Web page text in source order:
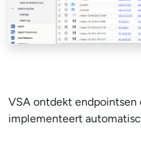
VSA ontdekt
implementeert